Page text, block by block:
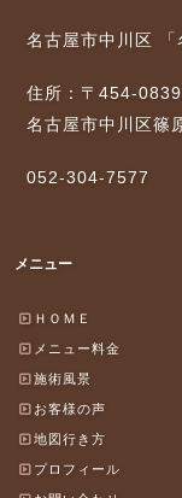
名古屋市中川区 「
住所：〒454-0839
名古屋市中川区篠
052-304-7577
メニュー
ＨＯＭＥ
メニュー料金
施術風景
お客様の声
地図行き方
プロフィール